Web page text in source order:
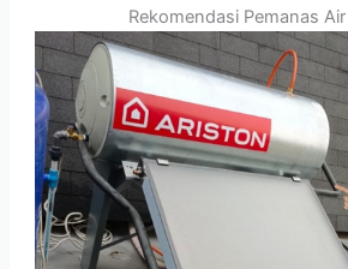
Rekomendasi Pemanas